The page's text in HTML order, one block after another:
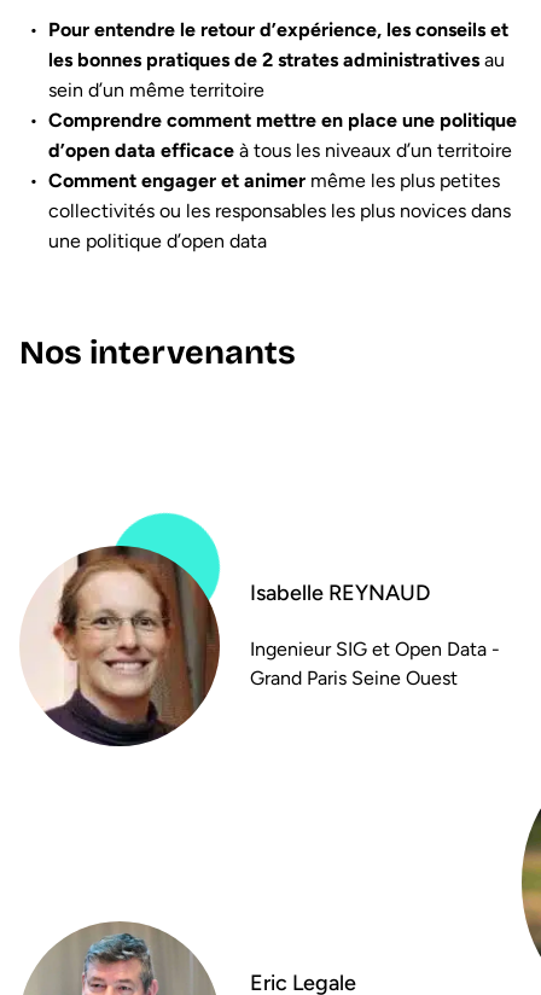
Pour entendre le retour d’expérience, les conseils et
les bonnes pratiques de 2 strates administratives au
sein d’un même territoire
Comprendre comment mettre en place une politique
d’open data efficace à tous les niveaux d’un territoire
Comment engager et animer même les plus petites
collectivités ou les responsables les plus novices dans
une politique d’open data
Nos intervenants
Isabelle REYNAUD
Ingenieur SIG et Open Data -
Grand Paris Seine Ouest
Eric Legale